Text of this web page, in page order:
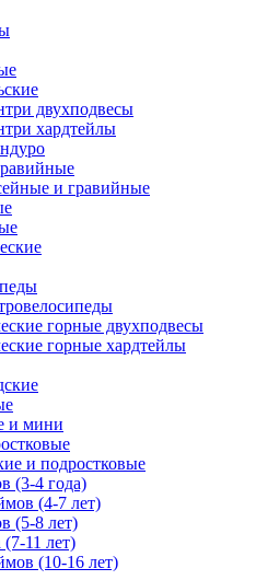
двухподвесы
хардтейлы
и гравийные
горные двухподвесы
горные хардтейлы
и мини
и подростковые
(3-4 года)
(4-7 лет)
(5-8 лет)
11 лет)
(10-16 лет)